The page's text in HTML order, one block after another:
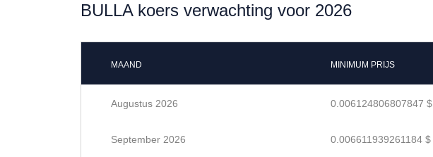
BULLA koers verwachting voor 2026
MAAND MINIMUM PRIJS
Augustus 2026 0.006124806807847 $
September 2026 0.006611939261184 $